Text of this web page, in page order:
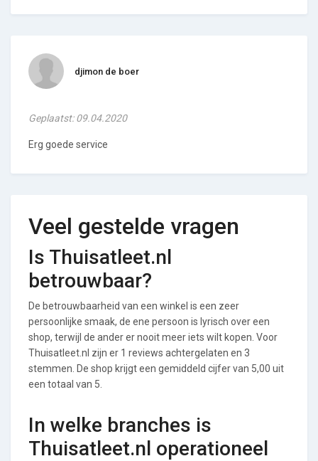
djimon de boer
Geplaatst: 09.04.2020
Erg goede service
Veel gestelde vragen
Is Thuisatleet.nl
betrouwbaar?
De betrouwbaarheid van een winkel is een zeer
persoonlijke smaak, de ene persoon is lyrisch over een
shop, terwijl de ander er nooit meer iets wilt kopen. Voor
Thuisatleet.nl zijn er 1 reviews achtergelaten en 3
stemmen. De shop krijgt een gemiddeld cijfer van 5,00 uit
een totaal van 5.
In welke branches is
Thuisatleet.nl operationeel